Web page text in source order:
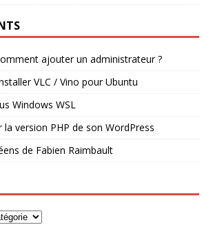
ajouter un administrateur ?
VLC / Vino pour Ubuntu
Windows WSL
version PHP de son WordPress
de Fabien Raimbault